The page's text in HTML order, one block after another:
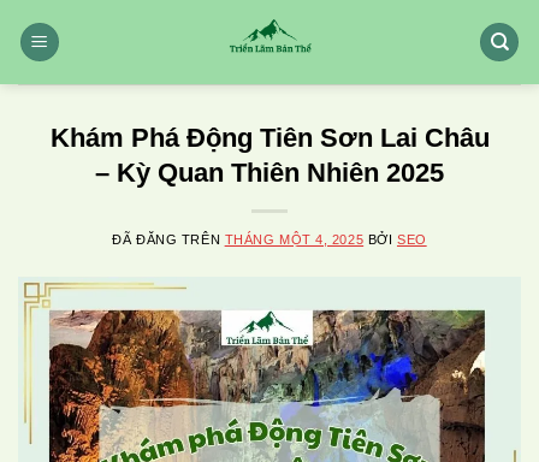
đến
Khám Phá Động Tiên Sơn Lai Châu
– Kỳ Quan Thiên Nhiên 2025
ĐÃ ĐĂNG TRÊN THÁNG MỘT 4, 2025 BỞI SEO